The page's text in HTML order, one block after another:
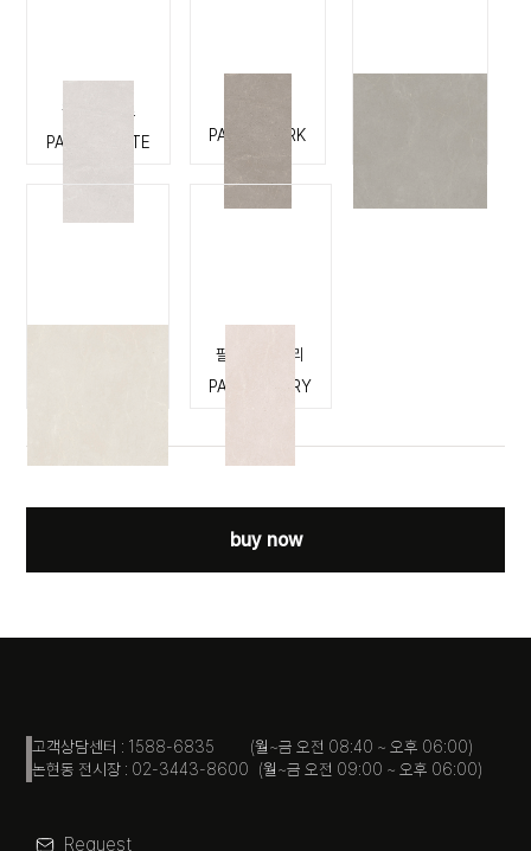
팔코 화이트
PALCO WHITE
PALCO DARK
팔코 아이보리
PALCO IVORY
buy now
고객상담센터 : 1588-6835 (월~금 오전 08:40 ~ 오후 06:00)
논현동 전시장 : 02-3443-8600 (월~금 오전 09:00 ~ 오후 06:00)
Request